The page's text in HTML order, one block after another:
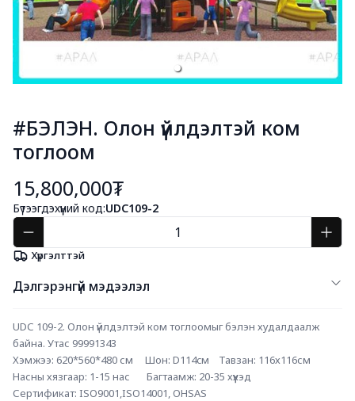
#БЭЛЭН. Олон үйлдэлтэй ком
тоглоом
15,800,000₮
Бүтээгдэхүүний код:UDC109-2
Хүргэлттэй
Дэлгэрэнгүй мэдээлэл
UDС 109-2. Олон үйлдэлтэй ком тоглоомыг бэлэн худалдаалж
байна. Утас 99991343
Хэмжээ: 620*560*480 см     Шон: D114cм    Тавзан: 116х116см
Насны хязгаар: 1-15 нас       Багтаамж: 20-35 хүүхэд
Сертификат: ISO9001,ISO14001, OHSAS